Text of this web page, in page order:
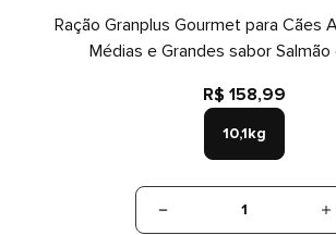
Ração Granplus Gourmet para Cães
Médias e Grandes sabor Salmão
R$ 158,99
10,1kg
1